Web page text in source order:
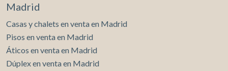
Madrid
Casas y chalets en venta en Madrid
Pisos en venta en Madrid
Áticos en venta en Madrid
Dúplex en venta en Madrid